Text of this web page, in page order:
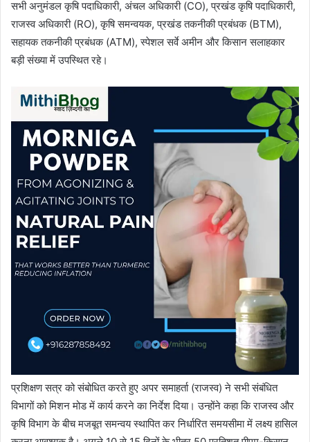
सभी अनुमंडल कृषि पदाधिकारी, अंचल अधिकारी (CO), प्रखंड कृषि पदाधिकारी,
राजस्व अधिकारी (RO), कृषि समन्वयक, प्रखंड तकनीकी प्रबंधक (BTM),
सहायक तकनीकी प्रबंधक (ATM), स्पेशल सर्वे अमीन और किसान सलाहकार
बड़ी संख्या में उपस्थित रहे।
प्रशिक्षण सत्र को संबोधित करते हुए अपर समाहर्ता (राजस्व) ने सभी संबंधित
विभागों को मिशन मोड में कार्य करने का निर्देश दिया। उन्होंने कहा कि राजस्व और
कृषि विभाग के बीच मजबूत समन्वय स्थापित कर निर्धारित समयसीमा में लक्ष्य हासिल